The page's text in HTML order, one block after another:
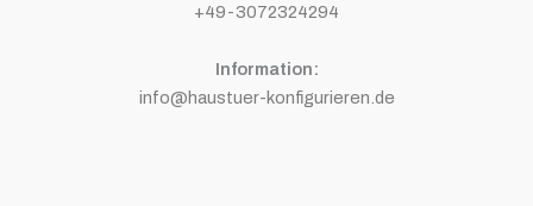
+49-3072324294
Information:
info@haustuer-konfigurieren.de